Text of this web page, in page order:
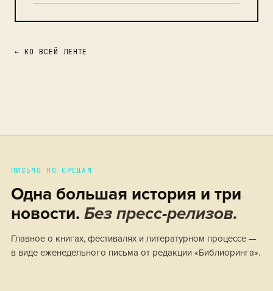
← КО ВСЕЙ ЛЕНТЕ
ПИСЬМО ПО СРЕДАМ
Одна большая история и три
новости. Без пресс-релизов.
Главное о книгах, фестивалях и литературном процессе —
в виде еженедельного письма от редакции «Библиоринга».